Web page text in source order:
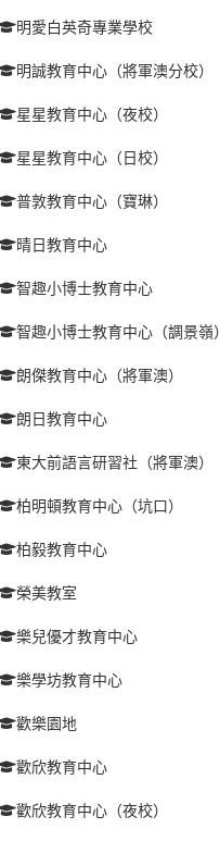
明愛白英奇專業學校
明誠教育中心（將軍澳分校）
星星教育中心（夜校）
星星教育中心（日校）
普敦教育中心（寶琳）
晴日教育中心
智趣小博士教育中心
智趣小博士教育中心（調景嶺）
朗傑教育中心（將軍澳）
朗日教育中心
東大前語言研習社（將軍澳）
柏明頓教育中心（坑口）
柏毅教育中心
榮美教室
樂兒優才教育中心
樂學坊教育中心
歡樂園地
歡欣教育中心
歡欣教育中心（夜校）